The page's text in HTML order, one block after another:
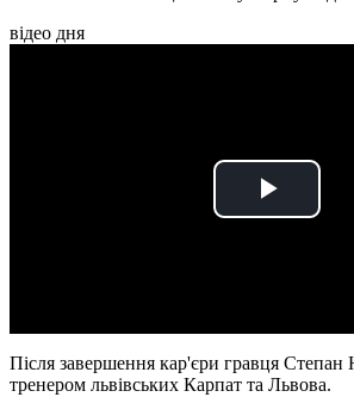
відео дня
Play
Після завершення кар'єри гравця
тренером львівських Карпат та Львова.